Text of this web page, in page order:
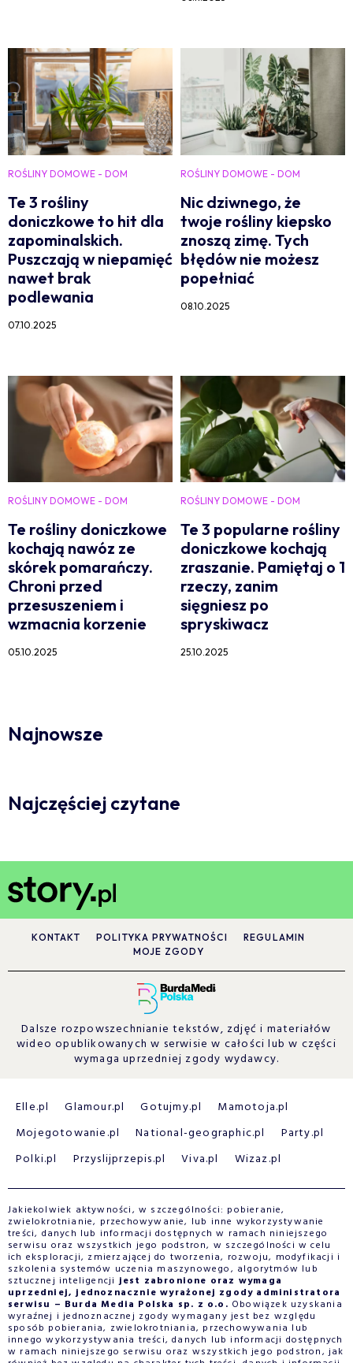
ROŚLINY DOMOWE - DOM
Te 3 rośliny
doniczkowe to hit dla
zapominalskich.
Puszczają w niepamięć
nawet brak
podlewania
07.10.2025
ROŚLINY DOMOWE - DOM
Nic dziwnego, że
twoje rośliny kiepsko
znoszą zimę. Tych
błędów nie możesz
popełniać
08.10.2025
ROŚLINY DOMOWE - DOM
Te rośliny doniczkowe
kochają nawóz ze
skórek pomarańczy.
Chroni przed
przesuszeniem i
wzmacnia korzenie
05.10.2025
ROŚLINY DOMOWE - DOM
Te 3 popularne rośliny
doniczkowe kochają
zraszanie. Pamiętaj o 1
rzeczy, zanim
sięgniesz po
spryskiwacz
25.10.2025
Najnowsze
Najczęściej czytane
KONTAKT POLITYKA PRYWATNOŚCI
REGULAMIN
MOJE ZGODY
Dalsze rozpowszechnianie tekstów, zdjęć i materiałów
wideo opublikowanych w serwisie w całości lub w części
wymaga uprzedniej zgody wydawcy.
Elle.pl Glamour.pl Gotujmy.pl
Mamotoja.pl
Mojegotowanie.pl
National-geographic.pl
Party.pl
Polki.pl
Przyslijprzepis.pl Viva.pl Wizaz.pl
Jakiekolwiek aktywności, w szczególności: pobieranie,
zwielokrotnianie, przechowywanie, lub inne wykorzystywanie
treści, danych lub informacji dostępnych w ramach niniejszego
serwisu oraz wszystkich jego podstron, w szczególności w celu
ich eksploracji, zmierzającej do tworzenia, rozwoju, modyfikacji i
szkolenia systemów uczenia maszynowego, algorytmów lub
sztucznej inteligencjijest zabronione oraz wymaga
uprzedniej, jednoznacznie wyrażonej zgody administratora
serwisu – Burda Media Polska sp. z o.o. Obowiązek uzyskania
wyraźnej i jednoznacznej zgody wymagany jest bez względu
sposób pobierania, zwielokrotniania, przechowywania lub
innego wykorzystywania treści, danych lub informacji dostępnych
w ramach niniejszego serwisu oraz wszystkich jego podstron, jak